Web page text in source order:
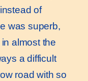
of
was superb,
almost the
a difficult
road with so